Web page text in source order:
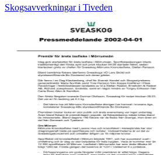
Skogsavverkningar i Tiveden